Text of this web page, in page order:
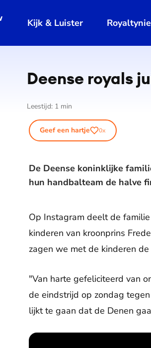
Kijk & Luister
Deense royals
Leestijd: 1 min
Geef een hartje 0x
De Deense koninklijke
hun handbalteam de halve
Op Instagram deelt de
kinderen van kroonprins
zagen we met de kinderen
"Van harte gefeliciteerd van
de eindstrijd op zondag
lijkt te gaan dat de Denen